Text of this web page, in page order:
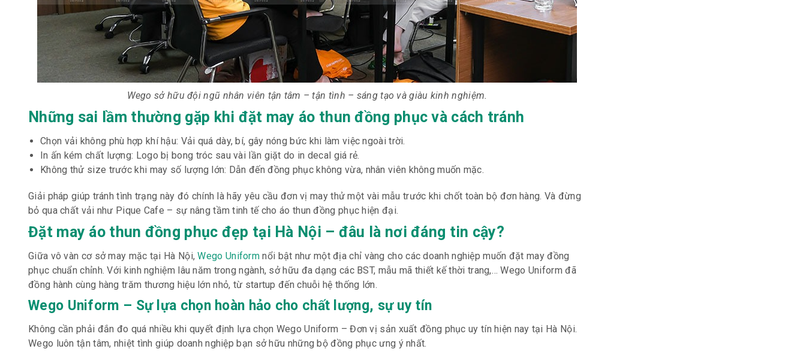
Wego sở hữu đội ngũ nhân viên tận tâm – tận tình – sáng tạo và giàu kinh nghiệm.
Những sai lầm thường gặp khi đặt may áo thun đồng phục và cách tránh
Chọn vải không phù hợp khí hậu: Vải quá dày, bí, gây nóng bức khi làm việc ngoài trời.
In ấn kém chất lượng: Logo bị bong tróc sau vài lần giặt do in decal giá rẻ.
Không thử size trước khi may số lượng lớn: Dẫn đến đồng phục không vừa, nhân viên không muốn mặc.
Giải pháp giúp tránh tình trạng này đó chính là hãy yêu cầu đơn vị may thử một vài mẫu trước khi chốt toàn bộ đơn hàng. Và đừng
bỏ qua chất vải như Pique Cafe – sự nâng tầm tinh tế cho áo thun đồng phục hiện đại.
Đặt may áo thun đồng phục đẹp tại Hà Nội – đâu là nơi đáng tin cậy?
Giữa vô vàn cơ sở may mặc tại Hà Nội, Wego Uniform nổi bật như một địa chỉ vàng cho các doanh nghiệp muốn đặt may đồng
phục chuẩn chỉnh. Với kinh nghiệm lâu năm trong ngành, sở hữu đa dạng các BST, mẫu mã thiết kế thời trang,… Wego Uniform đã
đồng hành cùng hàng trăm thương hiệu lớn nhỏ, từ startup đến chuỗi hệ thống lớn.
Wego Uniform – Sự lựa chọn hoàn hảo cho chất lượng, sự uy tín
Không cần phải đắn đo quá nhiều khi quyết định lựa chọn Wego Uniform – Đơn vị sản xuất đồng phục uy tín hiện nay tại Hà Nội.
Wego luôn tận tâm, nhiệt tình giúp doanh nghiệp bạn sở hữu những bộ đồng phục ưng ý nhất.